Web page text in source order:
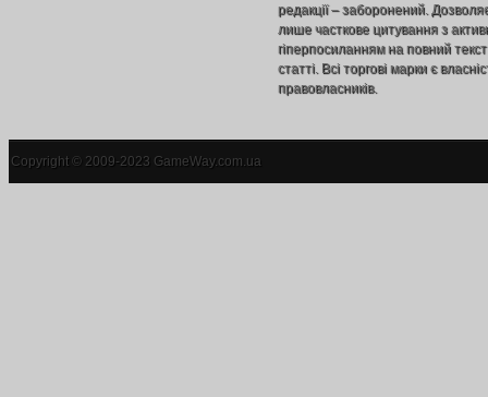
редакції – заборонений.
лише часткове цитування з
гіперпосиланням на повний текст
статті. Всі торгові марки є
правовласників.
Copyright © 2009-2023 GameWay.com.ua